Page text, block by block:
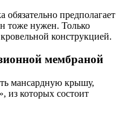
обязательно предполагает
тоже нужен. Только
конструкцией.
мембраной
мансардную крышу,
из которых состоит